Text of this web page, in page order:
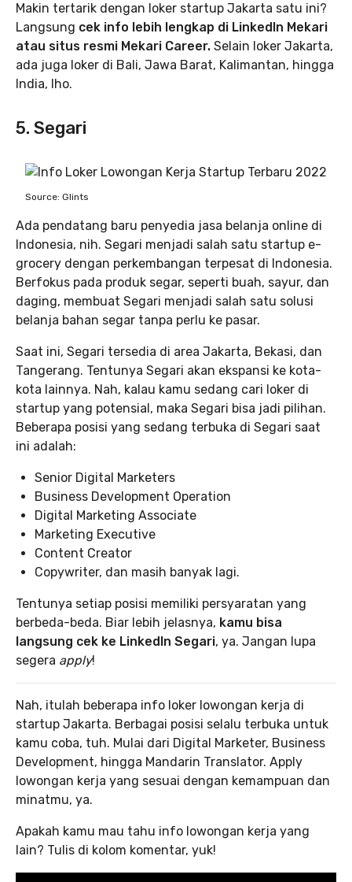
Makin tertarik dengan loker startup Jakarta satu ini?
Langsung cek info lebih lengkap di LinkedIn Mekari
atau situs resmi Mekari Career. Selain loker Jakarta,
ada juga loker di Bali, Jawa Barat, Kalimantan, hingga
India, lho.
5. Segari
Source: Glints
Ada pendatang baru penyedia jasa belanja online di
Indonesia, nih. Segari menjadi salah satu startup e-
grocery dengan perkembangan terpesat di Indonesia.
Berfokus pada produk segar, seperti buah, sayur, dan
daging, membuat Segari menjadi salah satu solusi
belanja bahan segar tanpa perlu ke pasar.
Saat ini, Segari tersedia di area Jakarta, Bekasi, dan
Tangerang. Tentunya Segari akan ekspansi ke kota-
kota lainnya. Nah, kalau kamu sedang cari loker di
startup yang potensial, maka Segari bisa jadi pilihan.
Beberapa posisi yang sedang terbuka di Segari saat
ini adalah:
Senior Digital Marketers
Business Development Operation
Digital Marketing Associate
Marketing Executive
Content Creator
Copywriter, dan masih banyak lagi.
Tentunya setiap posisi memiliki persyaratan yang
berbeda-beda. Biar lebih jelasnya, kamu bisa
langsung cek ke LinkedIn Segari, ya. Jangan lupa
segera apply!
Nah, itulah beberapa info loker lowongan kerja di
startup Jakarta. Berbagai posisi selalu terbuka untuk
kamu coba, tuh. Mulai dari Digital Marketer, Business
Development, hingga Mandarin Translator. Apply
lowongan kerja yang sesuai dengan kemampuan dan
minatmu, ya.
Apakah kamu mau tahu info lowongan kerja yang
lain? Tulis di kolom komentar, yuk!